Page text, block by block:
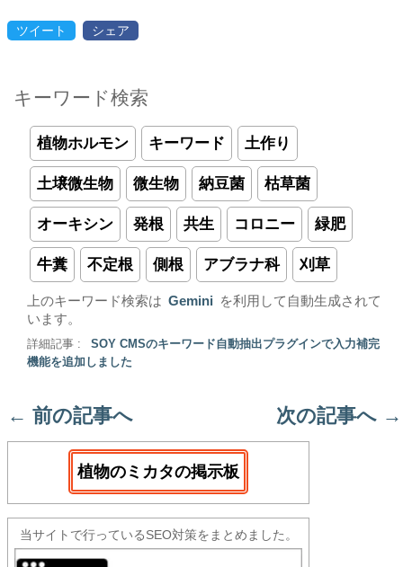
ツイート シェア
キーワード検索
植物ホルモン キーワード 土作り
土壌微生物 微生物 納豆菌 枯草菌
オーキシン 発根 共生 コロニー 緑肥
牛糞 不定根 側根 アブラナ科 刈草
上のキーワード検索は Gemini
を利用して自動生成されて
います。
詳細記事 :
SOY CMSのキーワード自動抽出プラグインで入力補完
機能を追加しました
← 前の記事へ 次の記事へ →
植物のミカタの掲示板
当サイトで行っているSEO対策をまとめました。